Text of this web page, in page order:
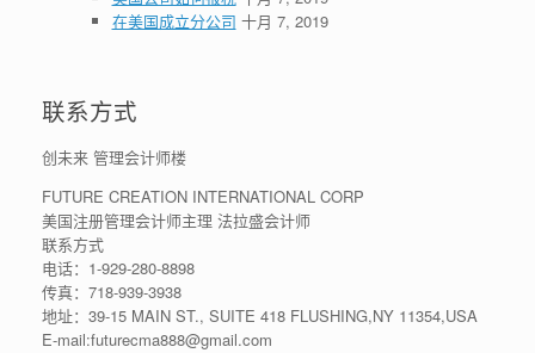
在美国成立分公司 十月 7, 2019
联系方式
创未来 管理会计师楼
FUTURE CREATION INTERNATIONAL CORP
美国注册管理会计师主理 法拉盛会计师
联系方式
电话：1-929-280-8898
传真：718-939-3938
地址：39-15 MAIN ST., SUITE 418 FLUSHING,NY 11354,USA
E-mail:futurecma888@gmail.com